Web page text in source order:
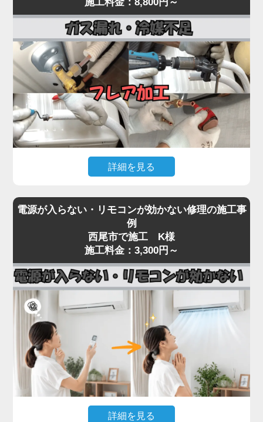
まで一貫対応。
最短即日対応で、内部の詰まりや劣化を根本から取
り除き、再発を防ぎます。
水漏れに気付いたら、お早めにプロの点検をご依頼
ください。
常が原因として考えられます。
経年劣化により、室外機内部のベアリングが摩耗し
てうなり音が出たり、ファン羽根に枯葉や異物が当
たって異音を発する事例も多く見られます。
「家電の達人」では、こうした異音・振動トラブル
に対して、室外機の分解点検・ファン羽根の調整・
モーター動作確認を行い、必要に応じて部品交換を
実施。
特にコンプレッサーから低い唸り音が継続する場合
は、内部の冷媒圧縮機構が故障している可能性があ
り、早期対応が重要です。
スクにもつながるため、初期段階での点検が肝心。
気になる音や振動があれば、お早めにご相談くださ
詳細を見る
付いている」「冷房運転中に氷が張る」といった症
状は、冷媒ガスが漏れているサインです。
冷媒ガスは本来密閉系で循環しているため、減るこ
接続部（フレアナット）の緩み、配管自体のピンホ
ール、室内機の熱交換器からの微少漏れなどです。
実際の現場では、設置から10年以上経過したエアコ
ンで配管劣化によるガス漏れが多発しており、補充
だけでは数ヶ月で再発するため、漏れ箇所の特定・
修理が不可欠です。
「家電の達人」では、ガス漏れ点検（窒素加圧テス
ト）・漏れ箇所の修理・冷媒ガスの補充まで一貫対
応。R32・R410Aどちらの冷媒にも対応しておりま
電源が入らない・リモコンが効かない修理の施工事
例
西尾市で施工 K様
施工料金：3,300円～
詳細を見る